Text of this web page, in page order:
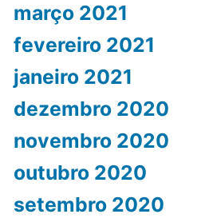
março 2021
fevereiro 2021
janeiro 2021
dezembro 2020
novembro 2020
outubro 2020
setembro 2020